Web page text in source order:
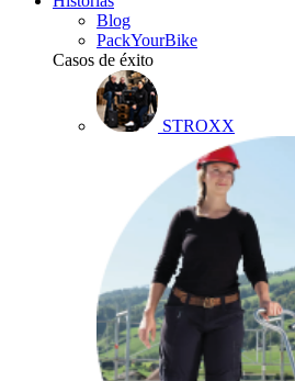
Blog
PackYourBike
Casos de éxito
STROXX